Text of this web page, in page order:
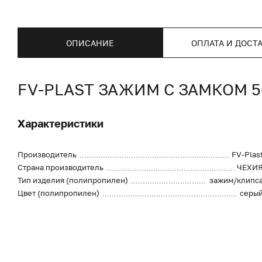
ОПИСАНИЕ ОПЛАТА И
FV-PLAST ЗАЖИМ С ЗАМКОМ
Характеристики
Производитель
FV-
Страна производитель
ЧЕХИЯ
Тип изделия (полипропилен)
зажим/
Цвет (полипропилен)
серый